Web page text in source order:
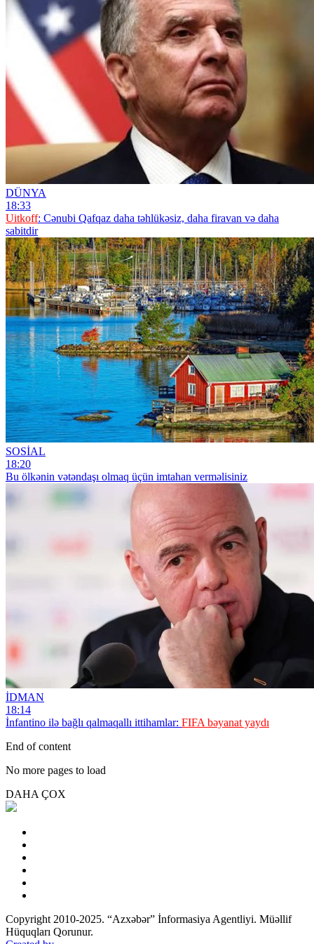
DÜNYA
18:33
Uitkoff: Cənubi Qafqaz daha təhlükəsiz, daha firavan və daha
sabitdir
SOSİAL
18:20
Bu ölkənin vətəndaşı olmaq üçün imtahan verməlisiniz
İDMAN
18:14
İnfantino ilə bağlı qalmaqallı ittihamlar: FIFA bəyanat yaydı
End of content
No more pages to load
DAHA ÇOX
Copyright 2010-2025. “Azxəbər” İnformasiya Agentliyi. Müəllif
Hüquqları Qorunur.